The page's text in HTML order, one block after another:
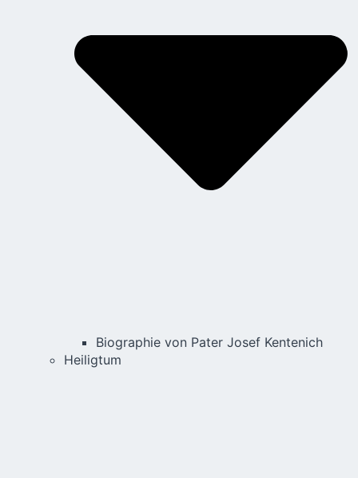
Biographie von Pater Josef Kentenich
Heiligtum